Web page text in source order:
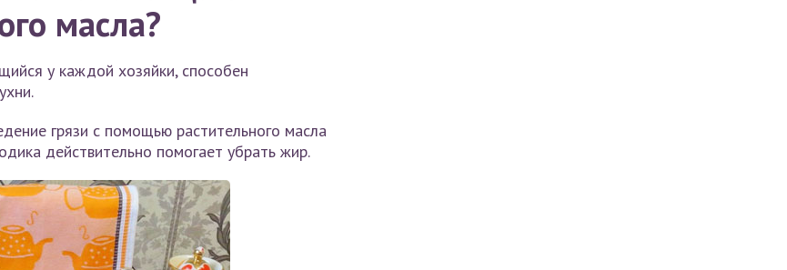
масла?
у каждой хозяйки, способен
грязи с помощью растительного масла
действительно помогает убрать жир.